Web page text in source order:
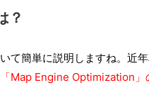
？
て簡単に説明しますね。近
「Map Engine Optimization」